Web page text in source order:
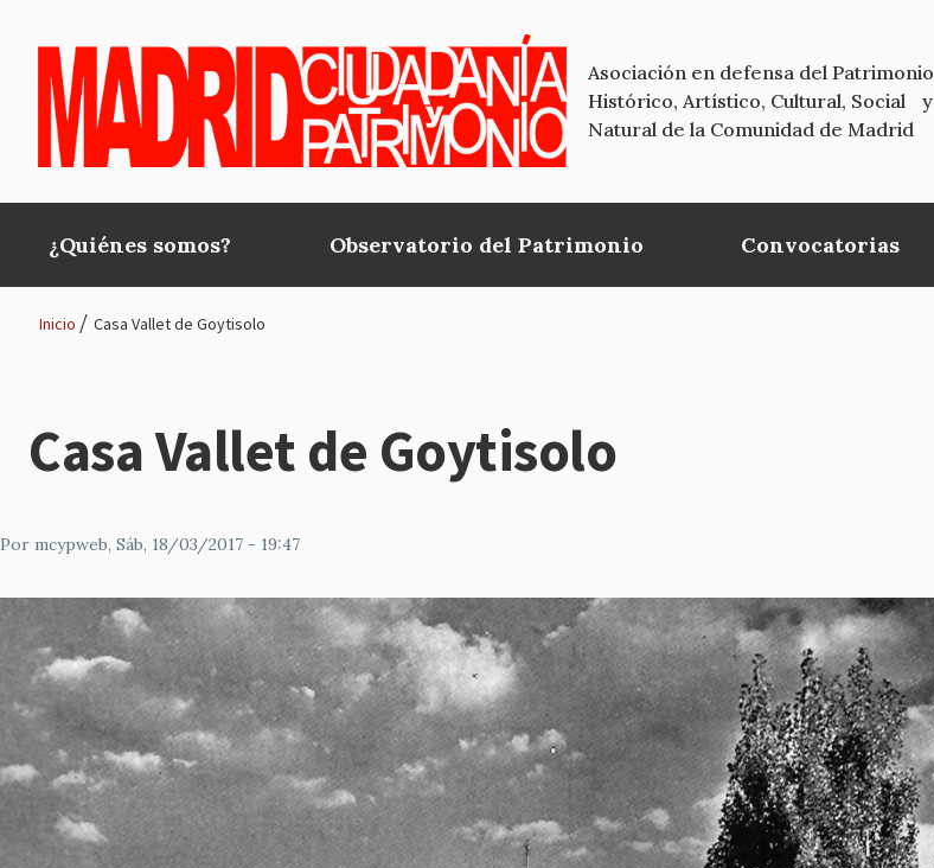
Asociación en defensa del Patrimonio
Histórico, Artístico, Cultural, Social y
Natural de la Comunidad de Madrid
Main
navigation
¿Quiénes somos? Observatorio del Patrimonio Convocatorias
de
Inicio Casa Vallet de Goytisolo
Casa Vallet de Goytisolo
Por mcypweb, Sáb, 18/03/2017 - 19:47